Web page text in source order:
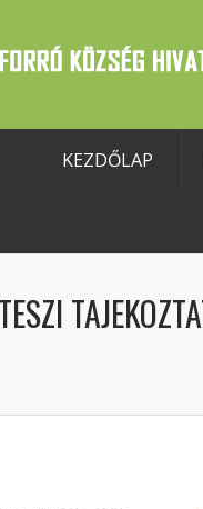
KEZDŐLAP